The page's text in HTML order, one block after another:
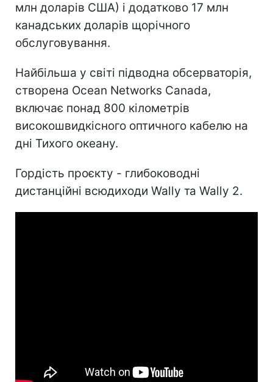
млн доларів США) і додатково 17 млн
канадських доларів щорічного
обслуговування.
Найбільша у світі підводна обсерваторія,
створена Ocean Networks Canada,
включає понад 800 кілометрів
високошвидкісного оптичного кабелю на
дні Тихого океану.
Гордість проєкту - глибоководні
дистанційні всюдиходи Wally та Wally 2.